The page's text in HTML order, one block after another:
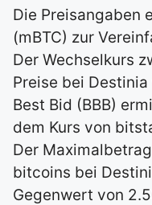
Die Preisangaben
(mBTC) zur
Der Wechselkurs
Preise bei
Best Bid (BBB)
dem Kurs von
Der
bitcoins bei
Gegenwert von